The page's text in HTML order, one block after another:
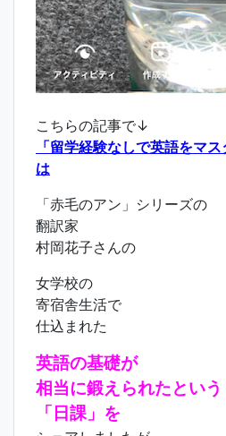
こちらの記事で↓
「留学経験なしで英語をマ
は
「赤毛のアン」シリーズの
翻訳家
村岡花子さんの
女学校の
寄宿舎生活で
仕込まれた
英語の基礎が
相当に鍛えられたという
「日課」を